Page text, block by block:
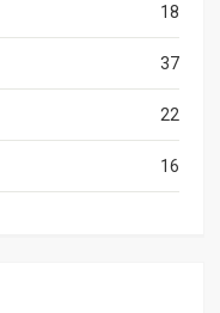
18
37
22
16